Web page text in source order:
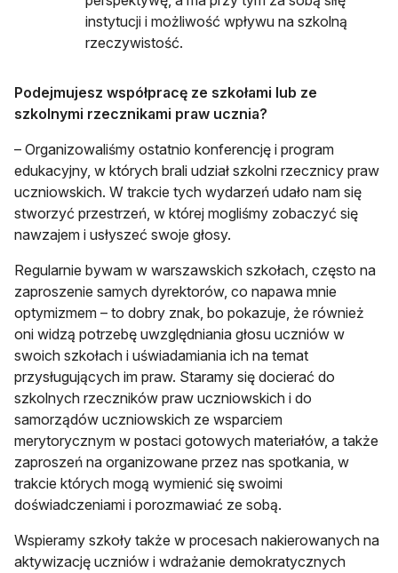
instytucji i możliwość wpływu na szkolną
rzeczywistość.
Podejmujesz współpracę ze szkołami lub ze
szkolnymi rzecznikami praw ucznia?
– Organizowaliśmy ostatnio konferencję i program
edukacyjny, w których brali udział szkolni rzecznicy praw
uczniowskich. W trakcie tych wydarzeń udało nam się
stworzyć przestrzeń, w której mogliśmy zobaczyć się
nawzajem i usłyszeć swoje głosy.
Regularnie bywam w warszawskich szkołach, często na
zaproszenie samych dyrektorów, co napawa mnie
optymizmem – to dobry znak, bo pokazuje, że również
oni widzą potrzebę uwzględniania głosu uczniów w
swoich szkołach i uświadamiania ich na temat
przysługujących im praw. Staramy się docierać do
szkolnych rzeczników praw uczniowskich i do
samorządów uczniowskich ze wsparciem
merytorycznym w postaci gotowych materiałów, a także
zaproszeń na organizowane przez nas spotkania, w
trakcie których mogą wymienić się swoimi
doświadczeniami i porozmawiać ze sobą.
Wspieramy szkoły także w procesach nakierowanych na
aktywizację uczniów i wdrażanie demokratycznych